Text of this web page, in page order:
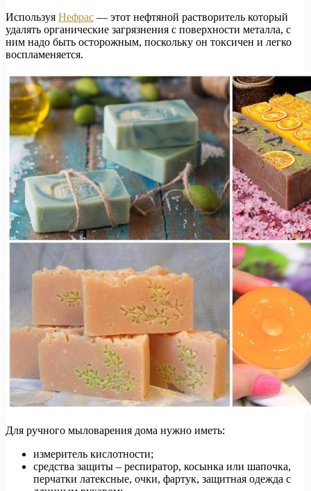
Используя Нефрас — этот нефтяной растворитель который
удалять органические загрязнения с поверхности металла, с
ним надо быть осторожным, поскольку он токсичен и легко
воспламеняется.
Для ручного мыловарения дома нужно иметь:
измеритель кислотности;
средства защиты – респиратор, косынка или шапочка,
перчатки латексные, очки, фартук, защитная одежда с